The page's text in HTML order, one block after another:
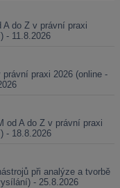
A do Z v právní praxi
- 11.8.2026
praxi 2026 (online -
od A do Z v právní praxi
- 18.8.2026
při analýze a tvorbě
- 25.8.2026